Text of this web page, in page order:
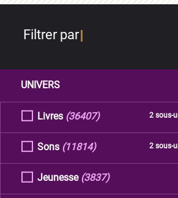
Filtrer par
UNIVERS
Livres 2 sous-
(36407)
Sons 2 sous-
(11814)
Jeunesse (3837)